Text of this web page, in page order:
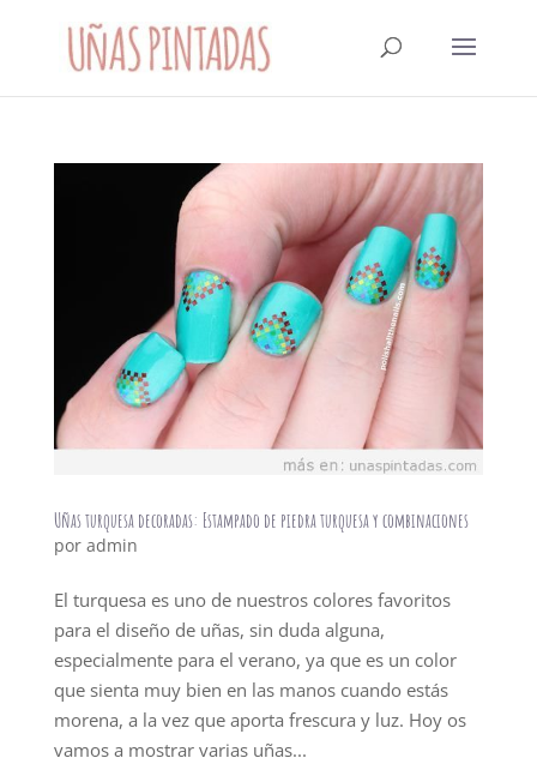
Uñas turquesa decoradas: Estampado de piedra turquesa y combinaciones
por admin
El turquesa es uno de nuestros colores favoritos
para el diseño de uñas, sin duda alguna,
especialmente para el verano, ya que es un color
que sienta muy bien en las manos cuando estás
morena, a la vez que aporta frescura y luz. Hoy os
vamos a mostrar varias uñas...